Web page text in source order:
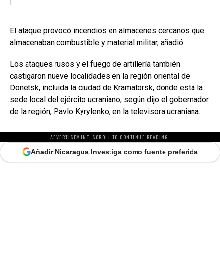
El ataque provocó incendios en almacenes cercanos que
almacenaban combustible y material militar, añadió.
Los ataques rusos y el fuego de artillería también
castigaron nueve localidades en la región oriental de
Donetsk, incluida la ciudad de Kramatorsk, donde está la
sede local del ejército ucraniano, según dijo el gobernador
de la región, Pavlo Kyrylenko, en la televisora ucraniana.
ADVERTISEMENT. SCROLL TO CONTINUE READING.
Añadir Nicaragua Investiga como fuente preferida